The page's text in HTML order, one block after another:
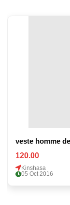
veste homme
120.00
Kinshasa
05 Oct 2016